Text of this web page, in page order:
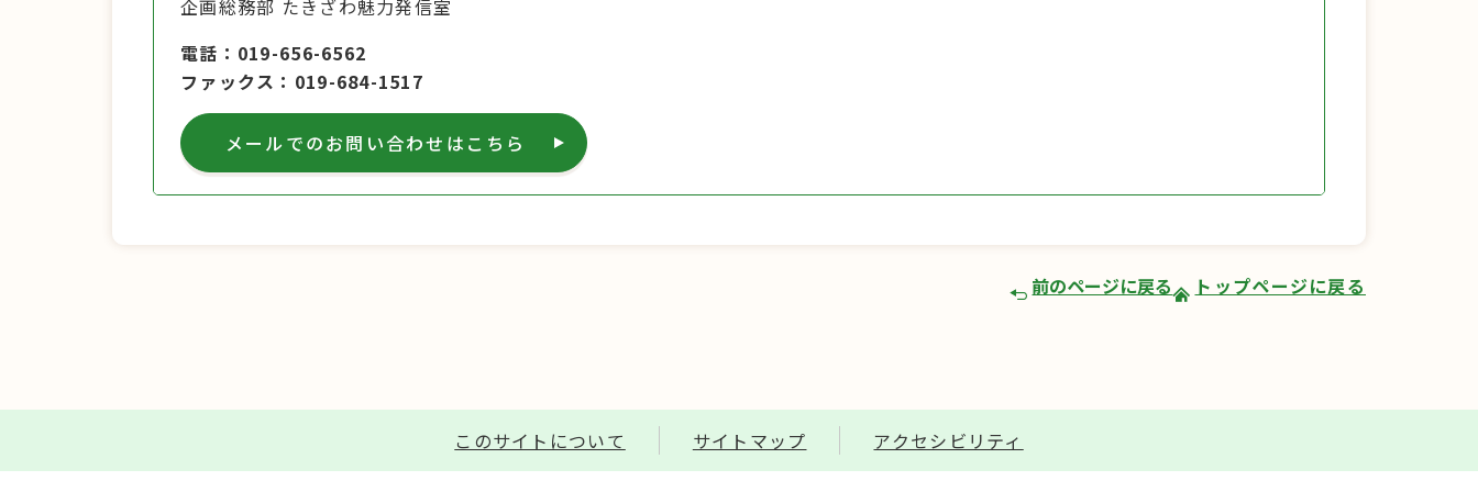
企画総務部 たきざわ魅力発信室
電話
019-656-6562
ファックス
019-684-1517
メールでのお問い合わせはこちら
前のページに戻る トップページに戻る
このサイトについて サイトマップ アクセシビリティ